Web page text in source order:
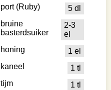
port (Ruby)
5 dl
bruine
basterdsuiker
2-3
el
honing
1 el
kaneel
1 tl
tijm
1 tl